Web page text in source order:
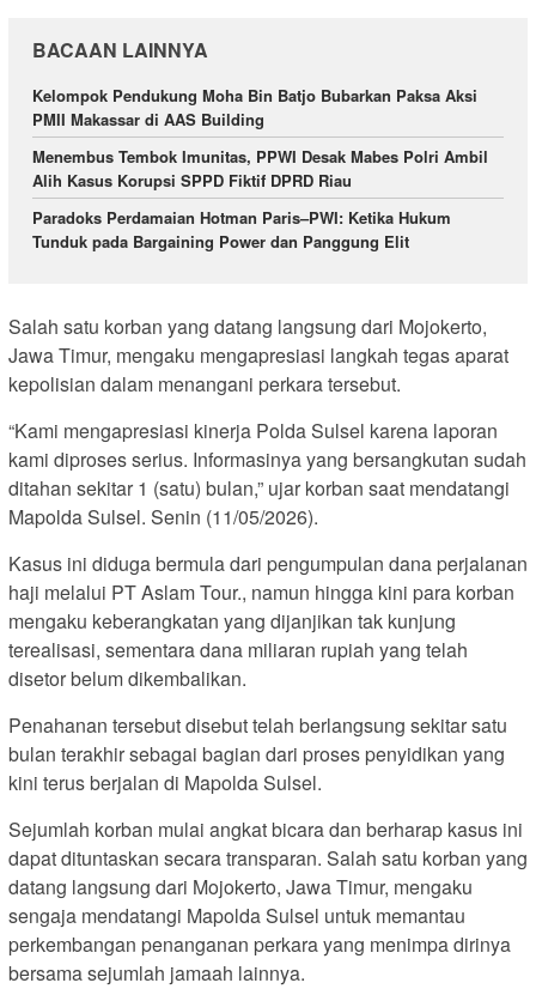
BACAAN LAINNYA
Kelompok Pendukung Moha Bin Batjo Bubarkan Paksa Aksi
PMII Makassar di AAS Building
Menembus Tembok Imunitas, PPWI Desak Mabes Polri Ambil
Alih Kasus Korupsi SPPD Fiktif DPRD Riau
Paradoks Perdamaian Hotman Paris–PWI: Ketika Hukum
Tunduk pada Bargaining Power dan Panggung Elit
Salah satu korban yang datang langsung dari Mojokerto,
Jawa Timur, mengaku mengapresiasi langkah tegas aparat
kepolisian dalam menangani perkara tersebut.
“Kami mengapresiasi kinerja Polda Sulsel karena laporan
kami diproses serius. Informasinya yang bersangkutan sudah
ditahan sekitar 1 (satu) bulan,” ujar korban saat mendatangi
Mapolda Sulsel. Senin (11/05/2026).
Kasus ini diduga bermula dari pengumpulan dana perjalanan
haji melalui PT Aslam Tour., namun hingga kini para korban
mengaku keberangkatan yang dijanjikan tak kunjung
terealisasi, sementara dana miliaran rupiah yang telah
disetor belum dikembalikan.
Penahanan tersebut disebut telah berlangsung sekitar satu
bulan terakhir sebagai bagian dari proses penyidikan yang
kini terus berjalan di Mapolda Sulsel.
Sejumlah korban mulai angkat bicara dan berharap kasus ini
dapat dituntaskan secara transparan. Salah satu korban yang
datang langsung dari Mojokerto, Jawa Timur, mengaku
sengaja mendatangi Mapolda Sulsel untuk memantau
perkembangan penanganan perkara yang menimpa dirinya
bersama sejumlah jamaah lainnya.